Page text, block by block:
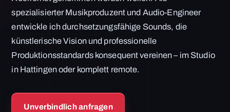
spezialisierter Musikproduzent und Audio-Engineer
entwickle ich durchsetzungsfähige Sounds, die
künstlerische Vision und professionelle
Produktionsstandards konsequent vereinen – im Studio
in Hattingen oder komplett remote.
Unverbindlich anfragen